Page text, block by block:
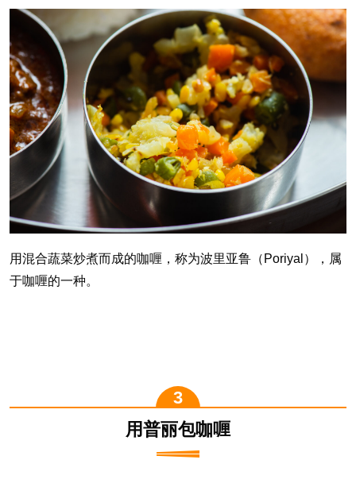
用混合蔬菜炒煮而成的咖喱，称为波里亚鲁（Poriyal），属
于咖喱的一种。
用普丽包咖喱